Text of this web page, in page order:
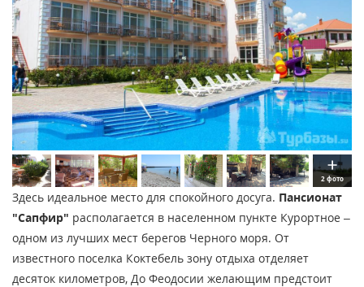
2 фото
Здесь идеальное место для спокойного досуга. Пансионат
"Сапфир" располагается в населенном пункте Курортное –
одном из лучших мест берегов Черного моря. От
известного поселка Коктебель зону отдыха отделяет
десяток километров, До Феодосии желающим предстоит